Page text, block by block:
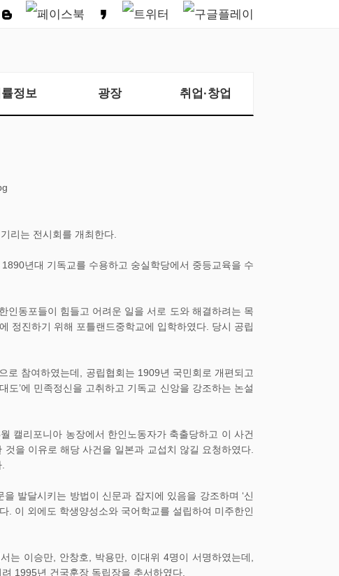
정보 광장 취업·창업
리는 전시회를 개최한다.
년대 기독교를 수용하고 숭실학당에서 중등교육을 수
인동포들이 힘들고 어려운 일을 서로 도와 해결하려는 목
정진하기 위해 포틀랜드중학교에 입학하였다. 당시 공립
로 참여하였는데, 공립협회는 1909년 국민회로 개편되고
도’에 민족정신을 고취하고 기독교 신앙을 강조하는 논설
캘리포니아 농장에서 한인노동자가 축출당하고 이 사건
을 이유로 해당 사건을 일본과 교섭치 않길 요청하였다.
발달시키는 방법이 신문과 잡지에 있음을 강조하며 ‘신
. 이 외에도 학생양성소와 국어학교를 설립하여 미주한인
는 이승만, 안창호, 박용만, 이대위 4명이 서명하였는데,
1995년 건국훈장 독립장을 추서하였다.